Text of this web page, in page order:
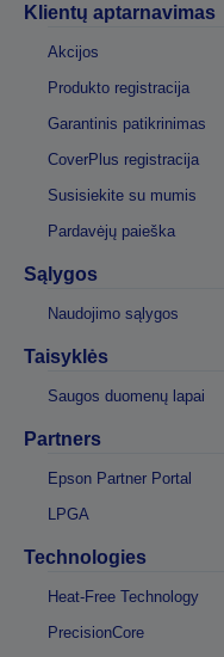
Klientų aptarnavimas
Akcijos
Produkto registracija
Garantinis patikrinimas
CoverPlus registracija
Susisiekite su mumis
Pardavėjų paieška
Sąlygos
Naudojimo sąlygos
Taisyklės
Saugos duomenų lapai
Partners
Epson Partner Portal
LPGA
Technologies
Heat-Free Technology
PrecisionCore